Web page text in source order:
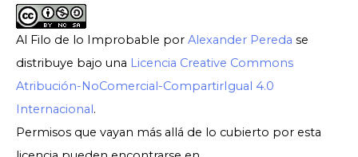
Al Filo de lo Improbable por Alexander Pereda se
distribuye bajo una Licencia Creative Commons
Atribución-NoComercial-CompartirIgual 4.0
Internacional .
Permisos que vayan más allá de lo cubierto por esta